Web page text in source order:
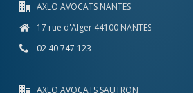
AXLO AVOCATS NANTES
17 rue d'Alger 44100 NANTES
02 40 747 123
AXLO AVOCATS SAUTRON